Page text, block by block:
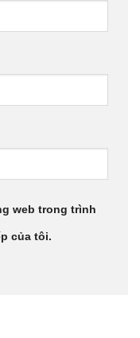
web trong trình
của tôi.